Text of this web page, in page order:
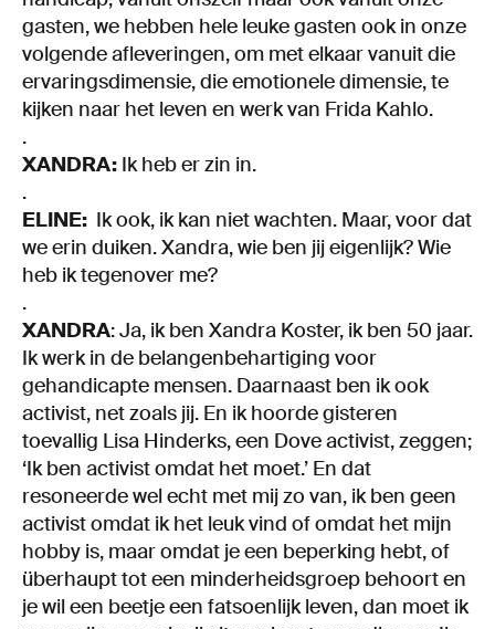
gasten, we hebben hele leuke gasten ook in onze
volgende afleveringen, om met elkaar vanuit die
ervaringsdimensie, die emotionele dimensie, te
kijken naar het leven en werk van Frida Kahlo.
.
XANDRA: Ik heb er zin in.
.
ELINE: Ik ook, ik kan niet wachten. Maar, voor dat
we erin duiken. Xandra, wie ben jij eigenlijk? Wie
heb ik tegenover me?
.
XANDRA: Ja, ik ben Xandra Koster, ik ben 50 jaar.
Ik werk in de belangenbehartiging voor
gehandicapte mensen. Daarnaast ben ik ook
activist, net zoals jij. En ik hoorde gisteren
toevallig Lisa Hinderks, een Dove activist, zeggen;
‘Ik ben activist omdat het moet.’ En dat
resoneerde wel echt met mij zo van, ik ben geen
activist omdat ik het leuk vind of omdat het mijn
hobby is, maar omdat je een beperking hebt, of
überhaupt tot een minderheidsgroep behoort en
je wil een beetje een fatsoenlijk leven, dan moet ik